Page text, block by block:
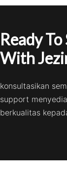
Ready
With
konsultasikan
support
berkualitas